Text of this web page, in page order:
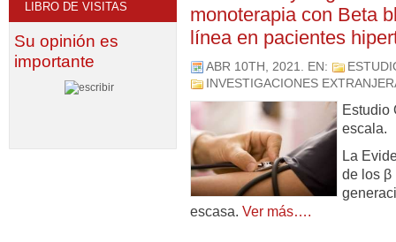
monoterapia con Beta
línea en pacientes
ABR 10TH, 2021. EN:
INVESTIGACIONES
Estudio
escala.
La
de los β
escasa. Ver más….
LIBRO DE VISITAS
Su opinión es
importante